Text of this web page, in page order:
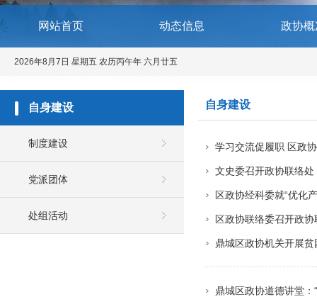
网站首页 动态信息 政协概
2026年8月7日 星期五 农历丙午年 六月廿五
自身建设
制度建设
党派团体
处组活动
自身建设
学习交流促履职 区政
文史委召开政协联络
区政协经科委就“优化
区政协联络委召开政
鼎城区政协机关开展
鼎城区政协道德讲堂：